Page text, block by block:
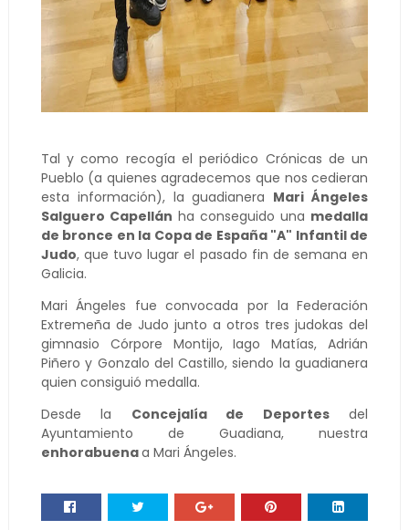
Tal y como recogía el periódico Crónicas de un
Pueblo (a quienes agradecemos que nos cedieran
esta información), la guadianera Mari Ángeles
Salguero Capellán ha conseguido una medalla
de bronce en la Copa de España "A" Infantil de
Judo, que tuvo lugar el pasado fin de semana en
Galicia.
Mari Ángeles fue convocada por la Federación
Extremeña de Judo junto a otros tres judokas del
gimnasio Córpore Montijo, Iago Matías, Adrián
Piñero y Gonzalo del Castillo, siendo la guadianera
quien consiguió medalla.
Desde la Concejalía de Deportesdel
Ayuntamiento de Guadiana, nuestra
enhorabuenaa Mari Ángeles.